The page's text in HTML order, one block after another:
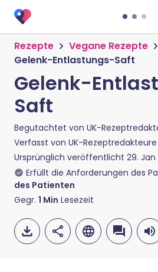
Rezepte
Vegane Rezepte
Gelenk-Entlastungs-Saft
Gelenk-
Saft
Begutachtet von UK-
Verfasst von UK-Rezeptredakteure
Ursprünglich veröffentlicht 29. Jan
Erfüllt die Anforderungen des
des Patienten
Gegr. 1 Min Lesezeit